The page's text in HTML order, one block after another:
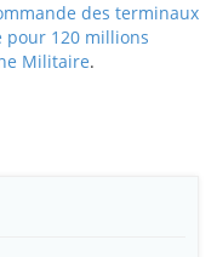
des terminaux
pour 120 millions
Militaire.